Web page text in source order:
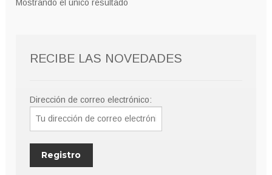
Mostrando el único resultado
RECIBE LAS NOVEDADES
Dirección de correo electrónico: